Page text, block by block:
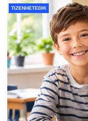
TIZENHETEDIK